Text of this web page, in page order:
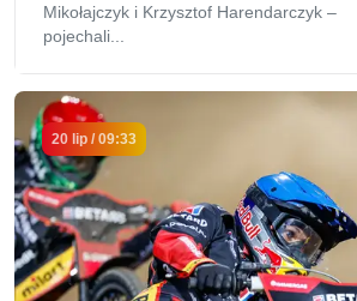
Mikołajczyk i Krzysztof Harendarczyk –
pojechali...
20 lip / 09:33